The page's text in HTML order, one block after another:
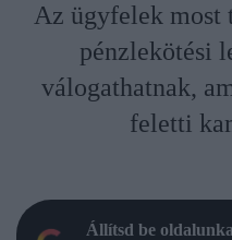
Az ügyfelek most
pénzlekötési
válogathatnak,
feletti
Állítsd be